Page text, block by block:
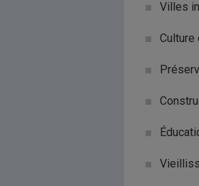
Villes
Culture